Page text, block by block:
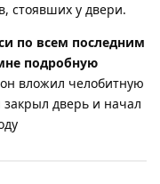
стоявших у двери.
по всем последним
подробную
вложил челобитную
закрыл дверь и начал